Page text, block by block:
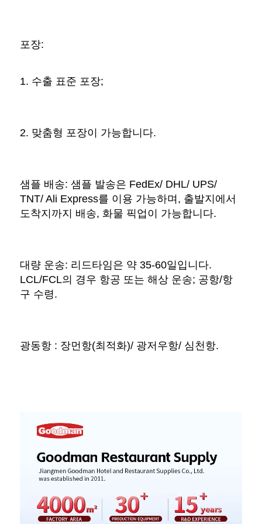
포장:
1. 수출 표준 포장;
2. 맞춤형 포장이 가능합니다.
샘플 배송: 샘플 발송은 FedEx/ DHL/ UPS/
TNT/ Ali Express를 이용 가능하며, 출발지에서
도착지까지 배송, 화물 픽업이 가능합니다.
대량 운송: 리드타임은 약 35-60일입니다.
LCL/FCL의 경우 항공 또는 해상 운송; 공항/항
구 수령.
광동항 : 장먼항(최적화)/ 광저우항/ 심천항.